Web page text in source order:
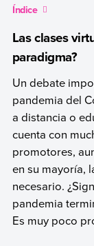
Índice
Las clases
paradigma?
Un debate
pandemia del
a distancia o
cuenta con
promotores,
en su mayoría,
necesario.
pandemia
Es muy poco